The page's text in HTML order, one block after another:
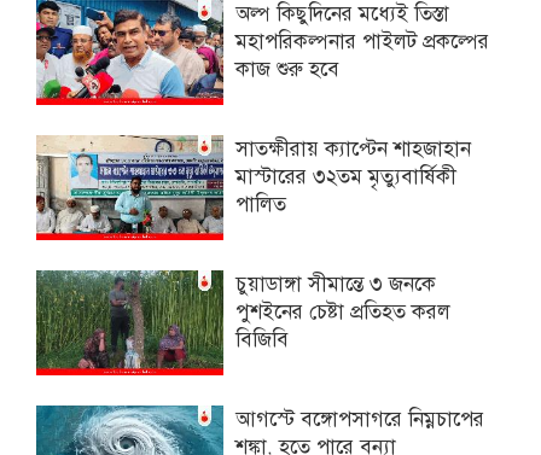
অল্প কিছুদিনের মধ্যেই তিস্তা
মহাপরিকল্পনার পাইলট প্রকল্পের
কাজ শুরু হবে
সাতক্ষীরায় ক্যাপ্টেন শাহজাহান
মাস্টারের ৩২তম মৃত্যুবার্ষিকী
পালিত
চুয়াডাঙ্গা সীমান্তে ৩ জনকে
পুশইনের চেষ্টা প্রতিহত করল
বিজিবি
আগস্টে বঙ্গোপসাগরে নিম্নচাপের
শঙ্কা, হতে পারে বন্যা